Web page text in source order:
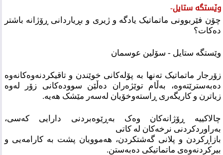
وێستگە ستایل-
چۆن فێربوونی ماتماتیک یادگە و ژیری و بڕیاردانی ڕۆژانە باشتر
دەکات؟
وێستگە ستایل - سۆلین عوسمان
زۆرجار ماتماتیک تەنها بە پۆلەکانی خوێندن و تاقیکردنەوەکانەوە
دەبەسترێتەوە، بەڵامتوێژەران دەڵێن سوودەکانی زۆر لەوە
زیاترن و کاریگەری ڕاستەوخۆیان لەسەر مێشک هەیە.
چالاکییە ڕۆژانەکان وەک بەڕێوەبردنی دارایی کەسی،
بەراوردکردنی نرخەکان لە کاتی
بازاڕکردن و پلانی گەشتکردن، هەموویان پشت بە کارامەیی و
بیرکردنەوەی ماتماتیکی دەبەستن.